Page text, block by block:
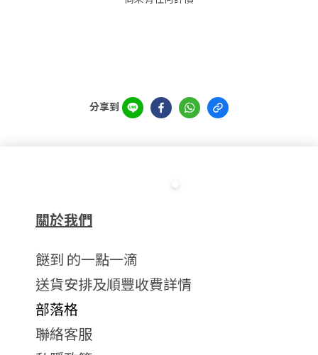
分享到
關於我們
餸到 的一點一滴
送貨安排及順豐收費詳情
部落格
聯絡客服